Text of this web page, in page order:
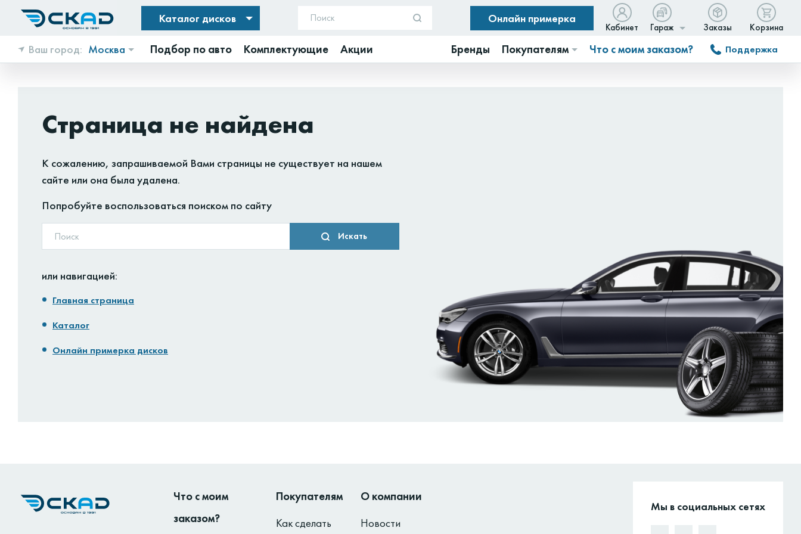
Каталог дисков Онлайн примерка
Кабинет Гараж Заказы Корзина
Ваш город: Москва Подбор по авто Комплектующие Акции Бренды Покупателям Что с моим заказом? Поддержка
Страница не найдена
К сожалению, запрашиваемой Вами страницы не существует на нашем
сайте или она была удалена.
Попробуйте воспользоваться поиском по сайту
Искать
или навигацией:
Главная страница
Каталог
Онлайн примерка дисков
Что с моим
заказом?
Покупателям
Как сделать
О компании
Новости
Мы в социальных сетях